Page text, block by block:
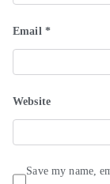
Email *
Website
Save my name,